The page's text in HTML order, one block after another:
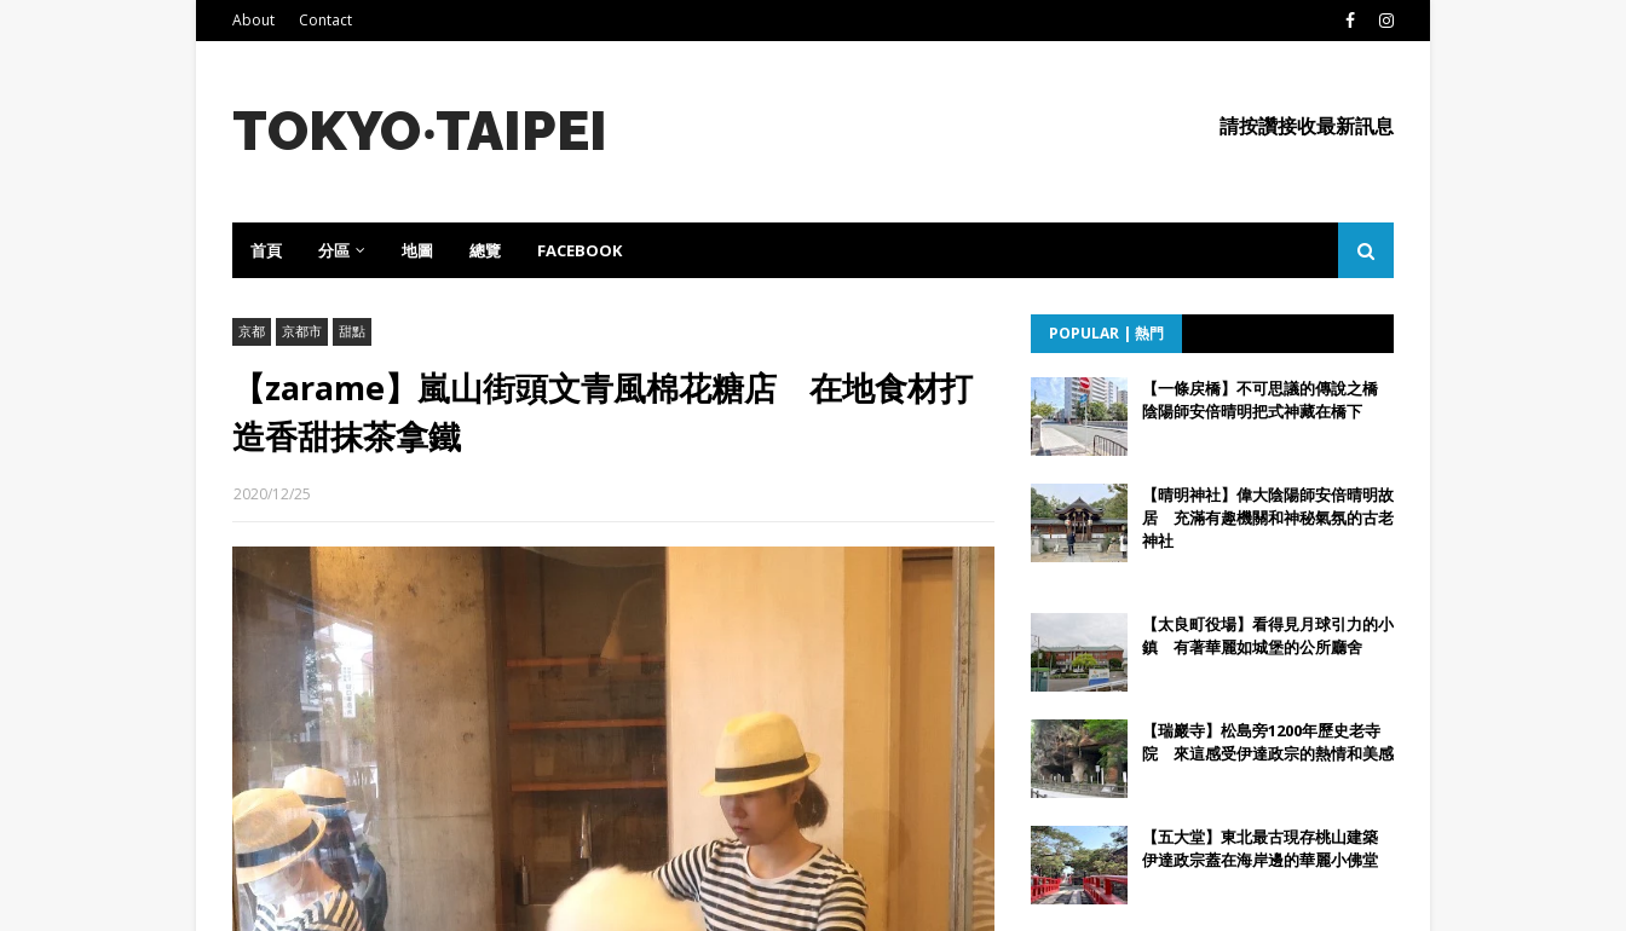
About Contact
TOKYO‧TAIPEI 請按讚接收最新訊息
首頁 分區 地圖 總覽 FACEBOOK
京都 京都市 甜點
【zarame】嵐山街頭文青風棉花糖店 在地食材打
造香甜抹茶拿鐵
2020/12/25
POPULAR | 熱門
【一條戻橋】不可思議的傳說之橋
陰陽師安倍晴明把式神藏在橋下
【晴明神社】偉大陰陽師安倍晴明故
居 充滿有趣機關和神秘氣氛的古老
神社
【太良町役場】看得見月球引力的小
鎮 有著華麗如城堡的公所廳舍
【瑞巖寺】松島旁1200年歷史老寺
院 來這感受伊達政宗的熱情和美感
【五大堂】東北最古現存桃山建築
伊達政宗蓋在海岸邊的華麗小佛堂